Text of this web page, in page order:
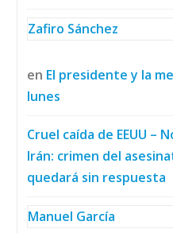
Zafiro Sánchez
en El presidente y la
lunes
Cruel caída de EEUU –
Irán: crimen del
quedará sin respuesta
Manuel García